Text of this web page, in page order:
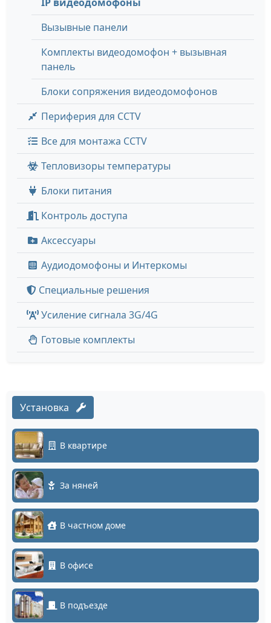
Вызывные панели
Комплекты видеодомофон + вызывная
панель
Блоки сопряжения видеодомофонов
Периферия для CCTV
Все для монтажа CCTV
Тепловизоры температуры
Блоки питания
Контроль доступа
Аксессуары
Аудиодомофоны и Интеркомы
Специальные решения
Усиление сигнала 3G/4G
Готовые комплекты
Установка
В квартире
За няней
В частном доме
В офисе
В подъезде